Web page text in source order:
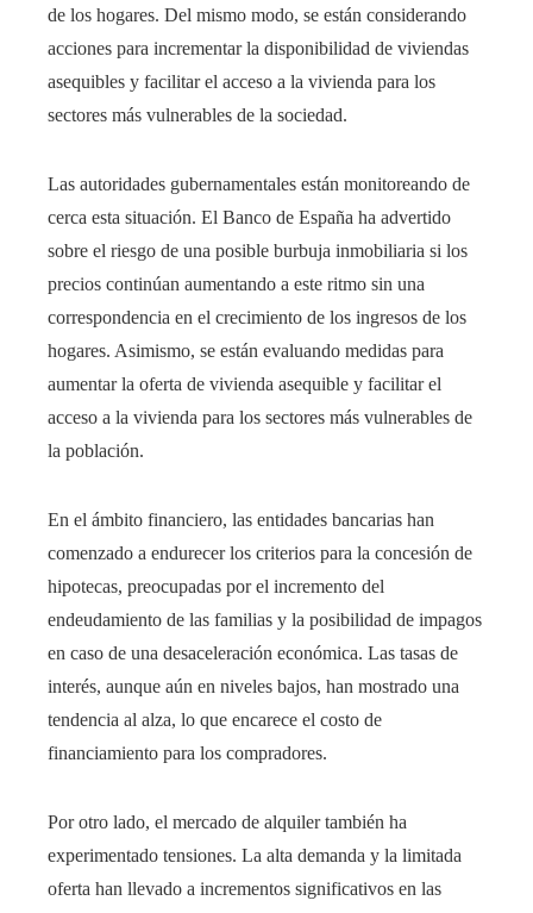
de los hogares. Del mismo modo, se están considerando
acciones para incrementar la disponibilidad de viviendas
asequibles y facilitar el acceso a la vivienda para los
sectores más vulnerables de la sociedad.
Las autoridades gubernamentales están monitoreando de
cerca esta situación. El Banco de España ha advertido
sobre el riesgo de una posible burbuja inmobiliaria si los
precios continúan aumentando a este ritmo sin una
correspondencia en el crecimiento de los ingresos de los
hogares. Asimismo, se están evaluando medidas para
aumentar la oferta de vivienda asequible y facilitar el
acceso a la vivienda para los sectores más vulnerables de
la población.
En el ámbito financiero, las entidades bancarias han
comenzado a endurecer los criterios para la concesión de
hipotecas, preocupadas por el incremento del
endeudamiento de las familias y la posibilidad de impagos
en caso de una desaceleración económica. Las tasas de
interés, aunque aún en niveles bajos, han mostrado una
tendencia al alza, lo que encarece el costo de
financiamiento para los compradores.
Por otro lado, el mercado de alquiler también ha
experimentado tensiones. La alta demanda y la limitada
oferta han llevado a incrementos significativos en las